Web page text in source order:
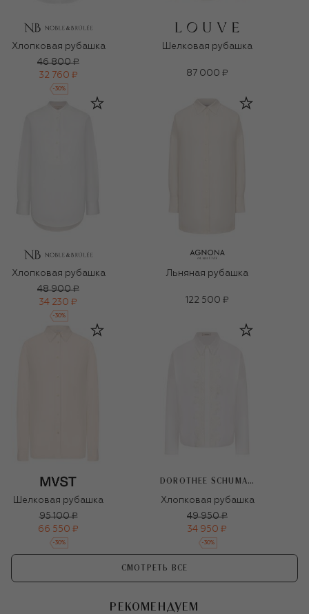
Хлопковая рубашка
46 800 ₽
32 760 ₽
-30%
Шелковая рубашка
87 000 ₽
Хлопковая рубашка
48 900 ₽
34 230 ₽
-30%
Льняная рубашка
122 500 ₽
Шелковая рубашка
95 100 ₽
66 550 ₽
-30%
DOROTHEE SCHUMACHER
Хлопковая рубашка
49 950 ₽
34 950 ₽
-30%
СМОТРЕТЬ ВСЕ
РЕКОМЕНДУЕМ